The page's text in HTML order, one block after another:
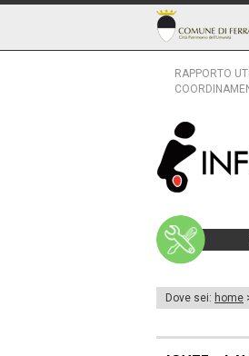
RAPPORTO
Dove sei: home